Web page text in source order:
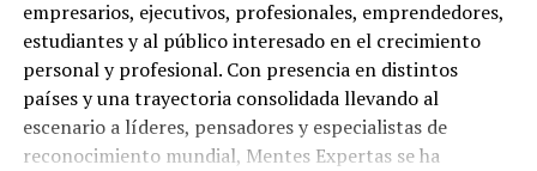
empresarios, ejecutivos, profesionales, emprendedores,
estudiantes y al público interesado en el crecimiento
personal y profesional. Con presencia en distintos
países y una trayectoria consolidada llevando al
escenario a líderes, pensadores y especialistas de
reconocimiento mundial, Mentes Expertas se ha